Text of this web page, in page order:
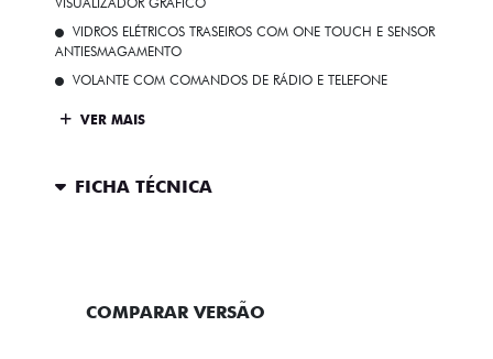
VIDROS ELÉTRICOS TRASEIROS COM ONE TOUCH E SENSOR
ANTIESMAGAMENTO
VOLANTE COM COMANDOS DE RÁDIO E TELEFONE
VER MAIS
FICHA TÉCNICA
COMPARAR VERSÃO